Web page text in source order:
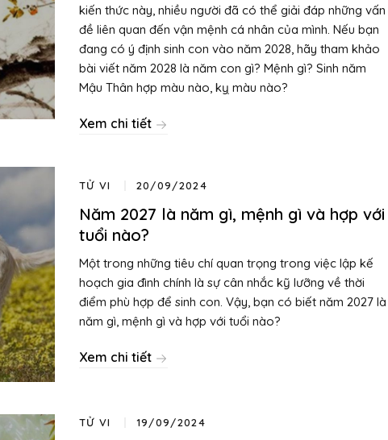
kiến thức này, nhiều người đã có thể giải đáp những vấn
đề liên quan đến vận mệnh cá nhân của mình. Nếu bạn
đang có ý định sinh con vào năm 2028, hãy tham khảo
bài viết năm 2028 là năm con gì? Mệnh gì? Sinh năm
Mậu Thân hợp màu nào, kỵ màu nào?
Xem chi tiết
TỬ VI 20/09/2024
Năm 2027 là năm gì, mệnh gì và hợp với
tuổi nào?
Một trong những tiêu chí quan trọng trong việc lập kế
hoạch gia đình chính là sự cân nhắc kỹ lưỡng về thời
điểm phù hợp để sinh con. Vậy, bạn có biết năm 2027 là
năm gì, mệnh gì và hợp với tuổi nào?
Xem chi tiết
TỬ VI 19/09/2024